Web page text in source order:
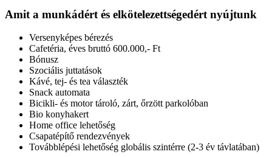
Amit a munkádért és elkötelezettségedért nyújtunk
Versenyképes bérezés
Cafetéria, éves bruttó 600.000,- Ft
Bónusz
Szociális juttatások
Kávé, tej- és tea választék
Snack automata
Bicikli- és motor tároló, zárt, őrzött parkolóban
Bio konyhakert
Home office lehetőség
Csapatépítő rendezvények
Továbblépési lehetőség globális szintérre (2-3 év távlatában)